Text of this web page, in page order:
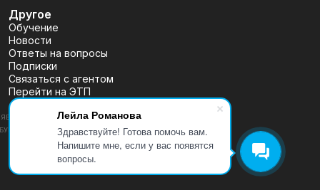
Лейла Романова
Здравствуйте! Готова помочь вам.
Напишите мне, если у вас появятся
вопросы.
Другое
Обучение
Новости
Ответы на вопросы
Подписки
Связаться с агентом
Перейти на ЭТП
ПУБЛИЧНОЙ ОФЕРТОЙ, ОПРЕДЕЛЯЕМОЙ ПОЛОЖЕНИЯМИ
(УТВ. БАНКОМ РОССИИ 30.12.2014 N 454-П), РАЗМЕЩЕНА